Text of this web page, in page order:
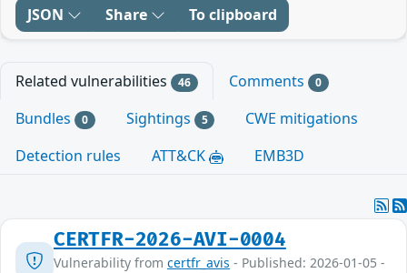
JSON Share To clipboard
Related vulnerabilities 46 Comments 0
Bundles 0 Sightings 5
CWE mitigations
Detection rules
ATT&CK EMB3D
CERTFR-2026-AVI-0004
Vulnerability from certfr_avis - Published: 2026-01-05 -